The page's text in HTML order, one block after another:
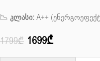
📉 კლასი:A++
1799₾ 1699₾